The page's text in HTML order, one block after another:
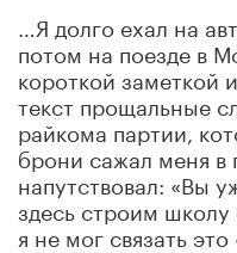
…Я долго ехал на
потом на поезде в
короткой заметкой и
текст прощальные
райкома партии,
брони сажал меня в
напутствовал: «Вы
здесь строим
я не мог связать